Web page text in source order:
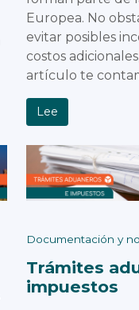
Europea. No
evitar posibles
costos
artículo te
Lee
Documentación y
Trámites
impuestos